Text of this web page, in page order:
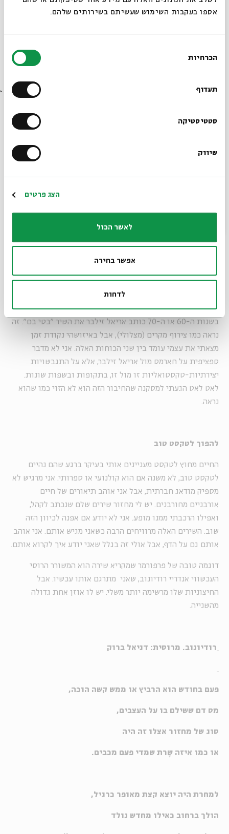
אספו בעקבות השימוש שעשיתם בשירותים שלהם.
הסכמה
הכרחיות
תעדוף
סטטיסטיקה
שיווק
הצג פרטים
לאשר הכול
אפשר בחירה
לדחות
התגבשות יצירתית. חארמס
"נא אמור לנו פאפא!
נפתח דיאלוג. האב המלומד מנסה להסביר משהו רב משמעות
המופיעה על מצחו של המת.
הרוסים (ובהם דניאיל חארמס) משתמשים במבנה של מחזה לא
כדי להציג אותו בתיאטרון, אלא כצורת טקסט שמתארת מערכת
לשונית חדשה בצורה הכי טובה.
תוך כדי התרגום, אני נתקל במבוי סתום וכותב שיר א-לה
ודנסקי בעברית.
ועד סוף שנות ה-80 של המאה ה-20 איש לא ממש שמע עליו.
בשנות ה-60 או ה-70 כותב אריאל זילבר את השיר "בטי בם". זה
נראה כמו צירוף מקרים (מצלולי), אבל באיזושהי נקודת זמן
מצאתי את עצמי עומד בין שני הכוחות האלה. אני לא מדבר
ספציפית על חארמס מול אריאל זילבר, אלא על התגבשויות
יצירתיות-טקסטואליות זו מול זו, בתקופות ובשפות שונות.
לאט לאט הגעתי למסקנה שהחיבור הזה הוא לא הזוי כמו שהוא
נראה.
להפוך לטקסט טוב
החיים מחוץ לטקסט מעניינים אותי בעיקר ברגע שהם נהיים
לטקסט טוב, לא משנה אם הוא קולנועי או ספרותי. אני מרגיש לא
מספיק מודאג חברתית, אבל אני אוהב תיאורים של חיים
אורבניים מחורבנים. יש לי מחזור שירים שלם שנכתב לקהל,
ואפילו הרכבתי ממנו מופע. אני לא יודע אם אפנה לכיוון הזה
שוב. השירים האלה מרוויחים הרבה כשאני מגיש אותם. אני אוהב
אותם גם על הדף, אבל אולי זה בגלל שאני יודע איך לקרוא אותם.
דוגמה טובה של פרפורמר שמקריא שירה הוא המשורר הרוסי
העכשווי אנדריי רודיונוב, שאני מתרגם אותו עכשיו. אבל
החיצוניות שלו מרשימה יותר משלי. יש לו אוזן אחת גדולה
מהשנייה.
רודיונוב. מרוסית: דניאל ברוק
פעם בחודש הוא הרביץ או ממש קשה הוכה,
מס דם ששילם בו על העצבים,
סוג של מחזור אצלו זה היה
או כמו איזה שָרת שמדי פעם מכבים.
למחרת היה יוצא קצת מאופר כרגיל,
הולך ברחוב כאילו מחדש נולד